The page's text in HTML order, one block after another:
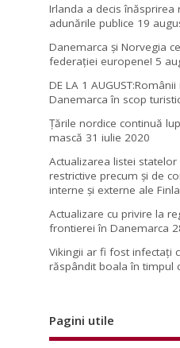
Irlanda a decis înăsprirea
adunările publice 19
Danemarca și Norvegia
federației europene! 5
DE LA 1
Danemarca în scop
Țările nordice continuă
mască 31 iulie 2020
Actualizarea listei
restrictive precum și de
interne și externe ale
Actualizare cu privire la
frontierei în Danemarca
Vikingii ar fi fost infectaţi
răspândit boala în timpul
Pagini utile